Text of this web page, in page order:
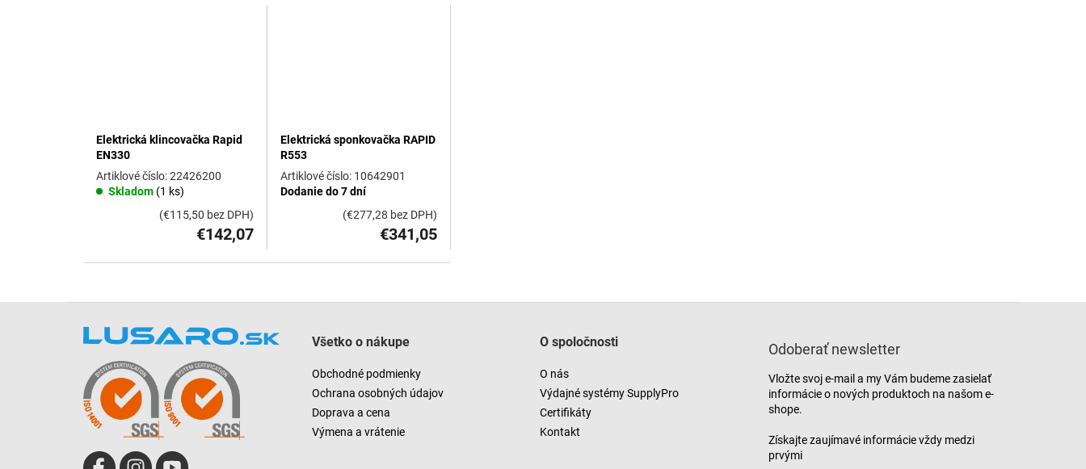
Elektrická klincovačka Rapid
EN330
Skladom (1 ks)
22426200
€142,07
(€115,50 bez DPH)
Elektrická sponkovačka RAPID
R553
Dodanie do 7 dní
10642901
€341,05
(€277,28 bez DPH)
v
d
c
i
e
r
Všetko o nákupe
Obchodné podmienky
Ochrana osobných údajov
Doprava a cena
Výmena a vrátenie
O spoločnosti
O nás
Výdajné systémy SupplyPro
Certifikáty
Kontakt
Odoberať newsletter
Vložte svoj e-mail a my Vám budeme zasielať
informácie o nových produktoch na našom e-
shope.